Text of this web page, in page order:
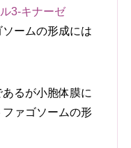
3-キナーゼ
ームの形成には
るが小胞体膜に
ァゴソームの形